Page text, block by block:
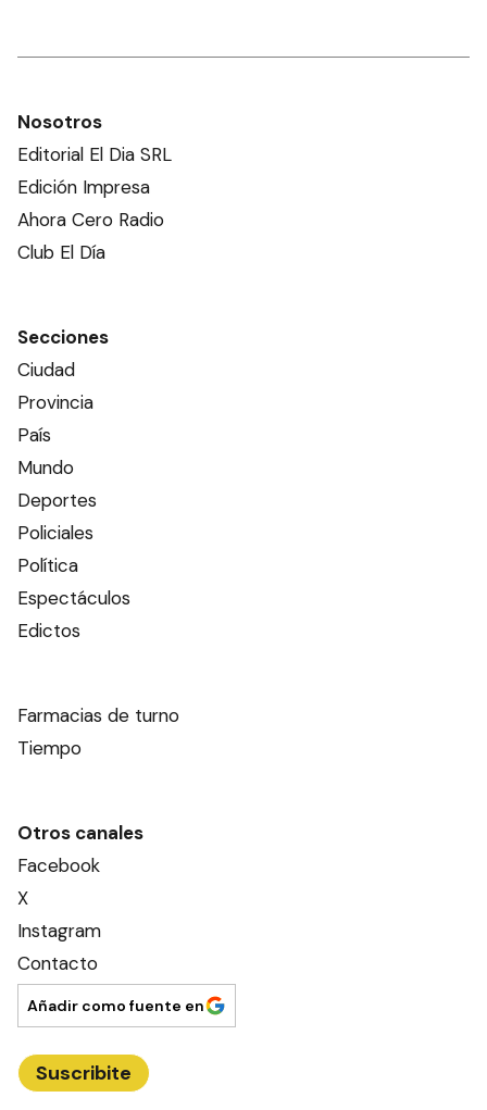
Nosotros
Editorial El Dia SRL
Edición Impresa
Ahora Cero Radio
Club El Día
Secciones
Ciudad
Provincia
País
Mundo
Deportes
Policiales
Política
Espectáculos
Edictos
Farmacias de turno
Tiempo
Otros canales
Facebook
X
Instagram
Contacto
Añadir como fuente en
Suscribite